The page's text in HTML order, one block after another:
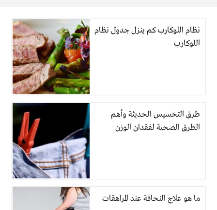
نظام اللوكارب كم ينزل جدول نظام
اللوكارب
طرق التخسيس الحديثة وأهم
الطرق الصحية لفقدان الوزن
ما هو علاج النحافة عند المراهقات